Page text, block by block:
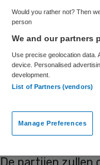
Percura Zorg, de
zou nog geld
andersom.
De partijen zullen
Would you rather not? Then
person
We and our partners
Use precise geolocation data.
device. Personalised
development.
List of Partners (vendors)
Manage Preferences